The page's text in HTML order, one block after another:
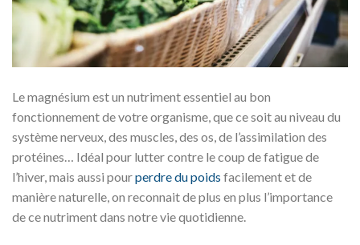
Le magnésium est un nutriment essentiel au bon
fonctionnement de votre organisme, que ce soit au niveau du
système nerveux, des muscles, des os, de l’assimilation des
protéines… Idéal pour lutter contre le coup de fatigue de
l’hiver, mais aussi pourperdre du poids facilement et de
manière naturelle, on reconnait de plus en plus l’importance
de ce nutriment dans notre vie quotidienne.